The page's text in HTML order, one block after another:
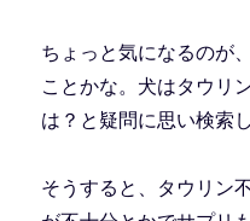
ちょっと気になるのが
ことかな。犬はタウリ
は？と疑問に思い検索
そうすると、タウリン